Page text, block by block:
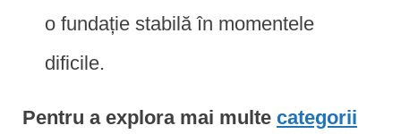
o fundație stabilă în momentele
dificile.
Pentru a explora mai multe categorii